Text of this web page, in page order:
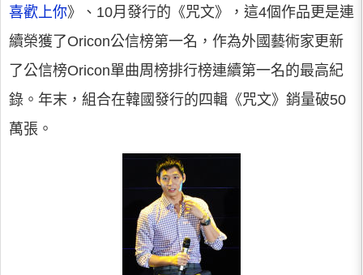
喜歡上你》、10月發行的《咒文》，這4個作品更是連
續榮獲了Oricon公信榜第一名，作為外國藝術家更新
了公信榜Oricon單曲周榜排行榜連續第一名的最高紀
錄。年末，組合在韓國發行的四輯《咒文》銷量破50
萬張。